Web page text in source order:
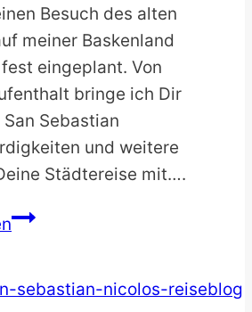
Besuch des alten
meiner Baskenland
eingeplant. Von
bringe ich Dir
Sebastian
und weitere
Städtereise mit….
Die
San